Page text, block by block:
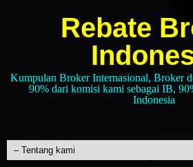
Rebate
Kumpulan Broker Internasional, Broker
90% dari komisi kami sebagai IB,
Indonesia